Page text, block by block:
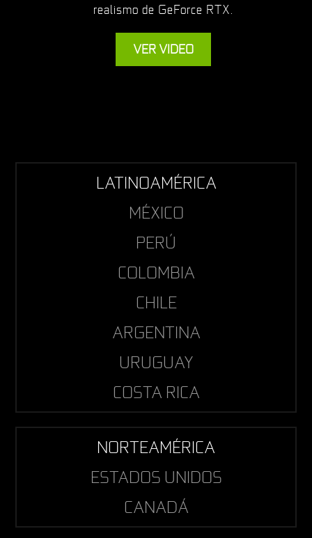
realismo de GeForce RTX.
VER VIDEO
LATINOAMÉRICA
MÉXICO
PERÚ
COLOMBIA
CHILE
ARGENTINA
URUGUAY
COSTA RICA
NORTEAMÉRICA
ESTADOS UNIDOS
CANADÁ